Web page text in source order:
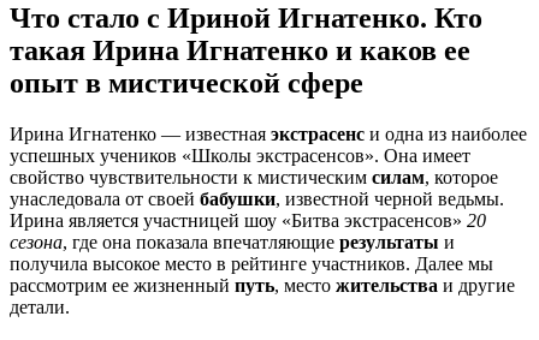
Что стало с Ириной Игнатенко. Кто
такая Ирина Игнатенко и каков ее
опыт в мистической сфере
Ирина Игнатенко — известная экстрасенс и одна из наиболее
успешных учеников «Школы экстрасенсов». Она имеет
свойство чувствительности к мистическим силам, которое
унаследовала от своей бабушки, известной черной ведьмы.
Ирина является участницей шоу «Битва экстрасенсов» 20
сезона, где она показала впечатляющие результаты и
получила высокое место в рейтинге участников. Далее мы
рассмотрим ее жизненный путь, место жительства и другие
детали.